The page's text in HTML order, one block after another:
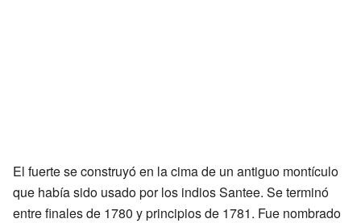
El fuerte se construyó en la cima de un antiguo montículo
que había sido usado por los indios Santee. Se terminó
entre finales de 1780 y principios de 1781. Fue nombrado